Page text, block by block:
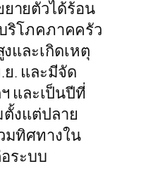
ายตัวได้ร้อน
ริโภคภาคครัว
และเกิดเหตุ
. และมีจัด
และเป็นปีที่
ตั้งแต่ปลาย
มทิศทางใน
ระบบ